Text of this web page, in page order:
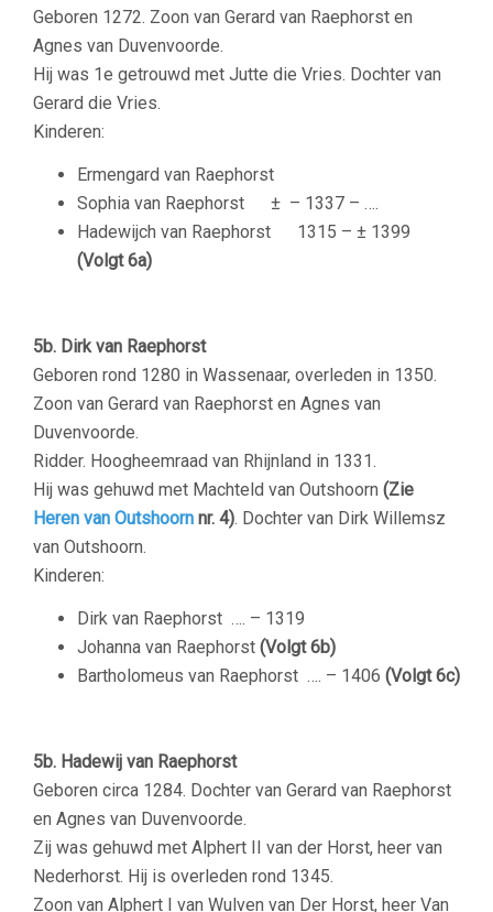
Geboren 1272. Zoon van Gerard van Raephorst en
Agnes van Duvenvoorde.
Hij was 1e getrouwd met Jutte die Vries. Dochter van
Gerard die Vries.
Kinderen:
Ermengard van Raephorst
Sophia van Raephorst ± – 1337 – ….
Hadewijch van Raephorst
1315 – ± 1399
(Volgt 6a)
5b. Dirk van Raephorst
Geboren rond 1280 in Wassenaar, overleden in 1350.
Zoon van Gerard van Raephorst en Agnes van
Duvenvoorde.
Ridder. Hoogheemraad van Rhijnland in 1331.
Hij was gehuwd met Machteld van Outshoorn (Zie
Heren van Outshoorn nr. 4). Dochter van Dirk Willemsz
van Outshoorn.
Kinderen:
Dirk van Raephorst …. – 1319
Johanna van Raephorst (Volgt 6b)
Bartholomeus van Raephorst …. – 1406 (Volgt 6c)
5b. Hadewij van Raephorst
Geboren circa 1284. Dochter van Gerard van Raephorst
en Agnes van Duvenvoorde.
Zij was gehuwd met Alphert II van der Horst, heer van
Nederhorst. Hij is overleden rond 1345.
Zoon van Alphert I van Wulven van Der Horst, heer Van